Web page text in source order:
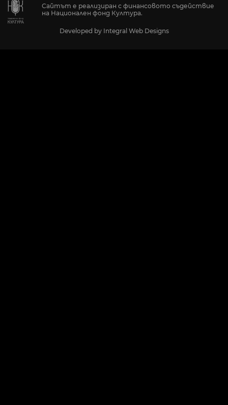
Сайтът е реализиран с финансовото съдействие
на Национален фонд Култура.
Developed by Integral Web Designs